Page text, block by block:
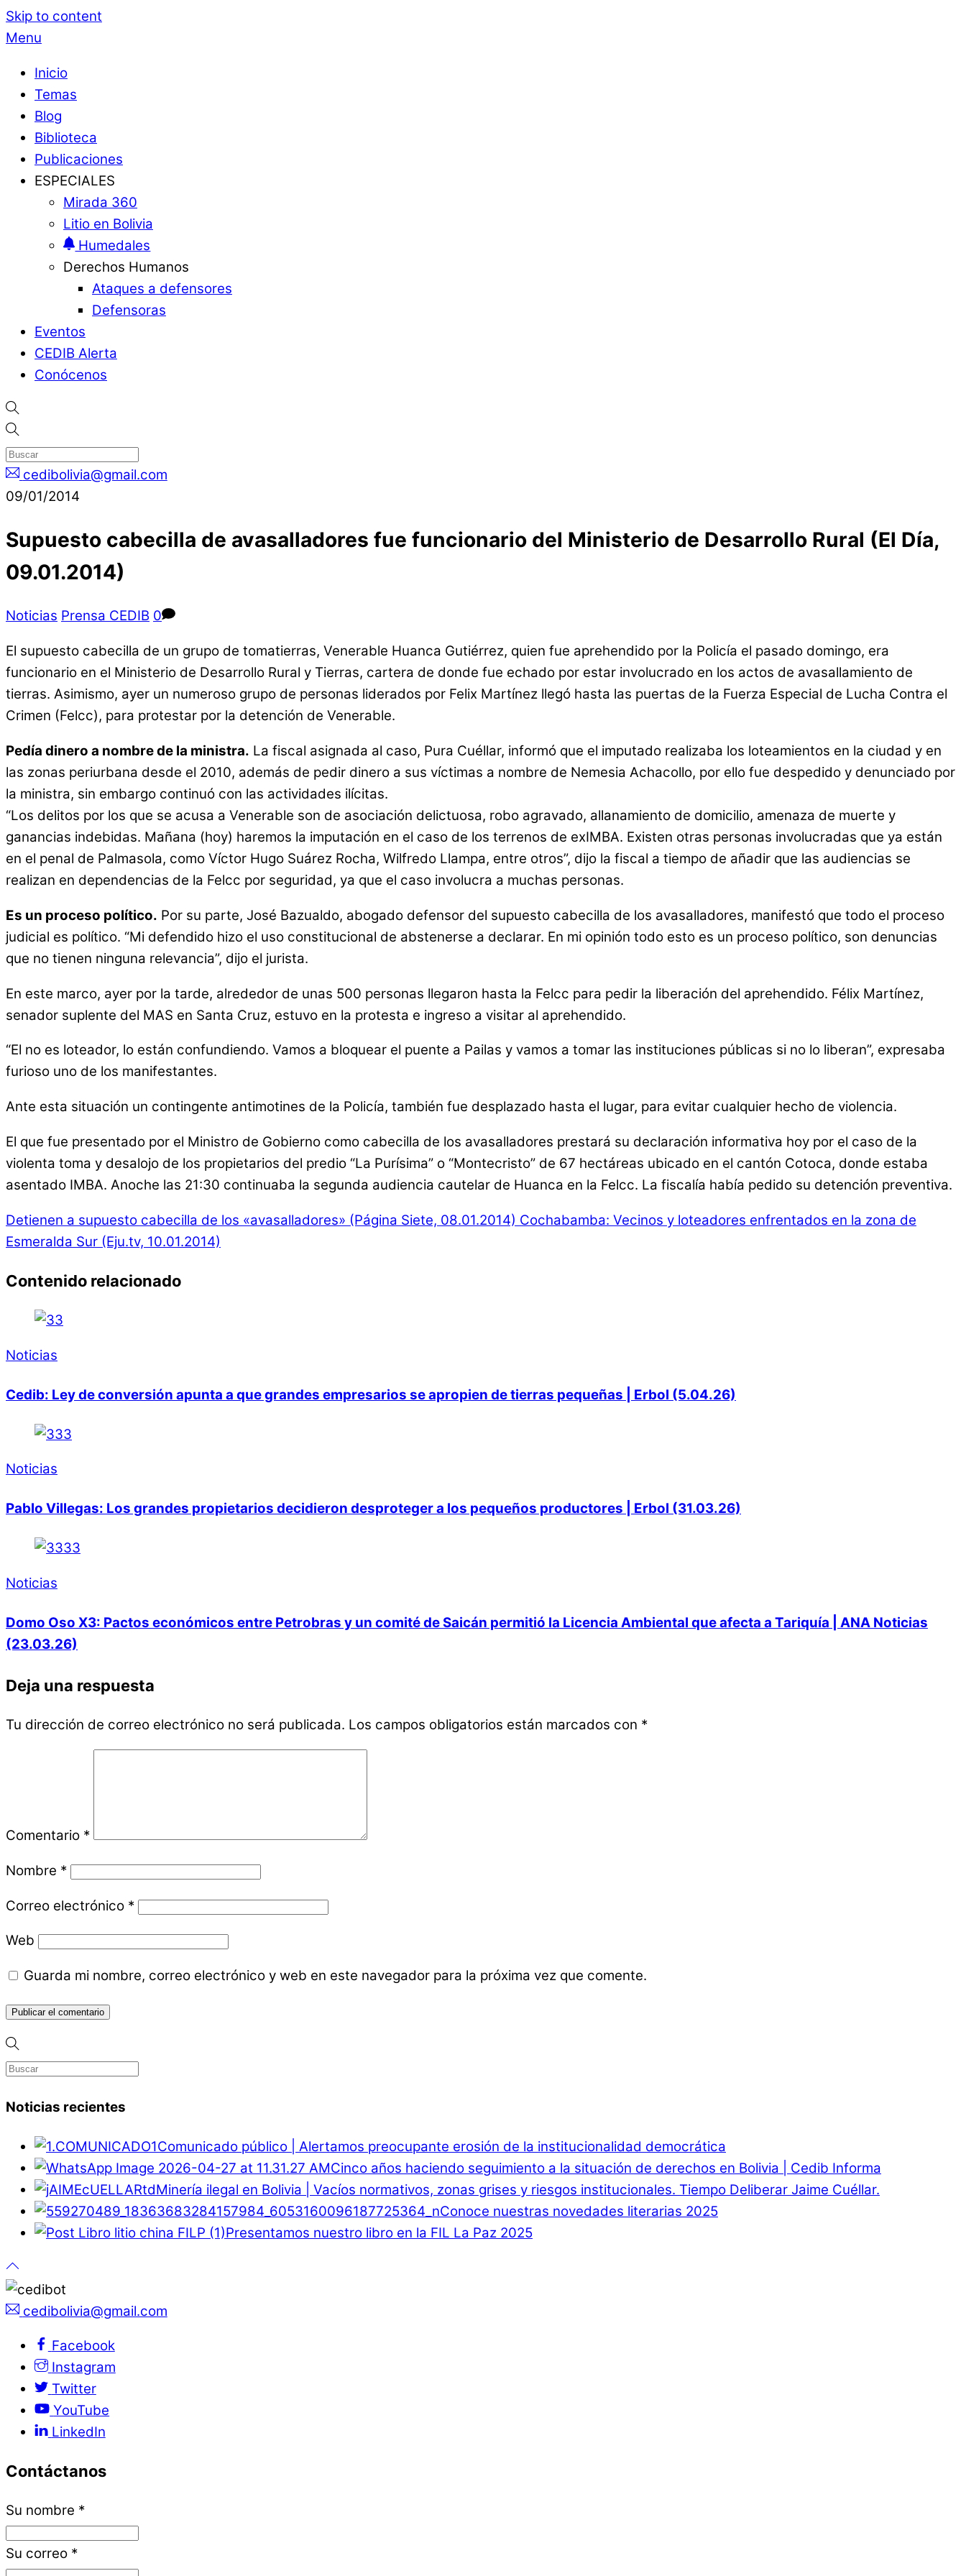
Skip to content
Menu
Inicio
Temas
Blog
Biblioteca
Publicaciones
ESPECIALES
Mirada 360
Litio en Bolivia
Humedales
Derechos Humanos
Ataques a defensores
Defensoras
Eventos
CEDIB Alerta
Conócenos
cedibolivia@gmail.com
09/01/2014
Supuesto cabecilla de avasalladores fue funcionario del Ministerio de Desarrollo Rural (El Día,
09.01.2014)
Noticias Prensa CEDIB 0
El supuesto cabecilla de un grupo de tomatierras, Venerable Huanca Gutiérrez, quien fue aprehendido por la Policía el pasado domingo, era
funcionario en el Ministerio de Desarrollo Rural y Tierras, cartera de donde fue echado por estar involucrado en los actos de avasallamiento de
tierras. Asimismo, ayer un numeroso grupo de personas liderados por Felix Martínez llegó hasta las puertas de la Fuerza Especial de Lucha Contra el
Crimen (Felcc), para protestar por la detención de Venerable.
Pedía dinero a nombre de la ministra. La fiscal asignada al caso, Pura Cuéllar, informó que el imputado realizaba los loteamientos en la ciudad y en
las zonas periurbana desde el 2010, además de pedir dinero a sus víctimas a nombre de Nemesia Achacollo, por ello fue despedido y denunciado por
la ministra, sin embargo continuó con las actividades ilícitas.
“Los delitos por los que se acusa a Venerable son de asociación delictuosa, robo agravado, allanamiento de domicilio, amenaza de muerte y
ganancias indebidas. Mañana (hoy) haremos la imputación en el caso de los terrenos de exIMBA. Existen otras personas involucradas que ya están
en el penal de Palmasola, como Víctor Hugo Suárez Rocha, Wilfredo Llampa, entre otros”, dijo la fiscal a tiempo de añadir que las audiencias se
realizan en dependencias de la Felcc por seguridad, ya que el caso involucra a muchas personas.
Es un proceso político. Por su parte, José Bazualdo, abogado defensor del supuesto cabecilla de los avasalladores, manifestó que todo el proceso
judicial es político. “Mi defendido hizo el uso constitucional de abstenerse a declarar. En mi opinión todo esto es un proceso político, son denuncias
que no tienen ninguna relevancia”, dijo el jurista.
En este marco, ayer por la tarde, alrededor de unas 500 personas llegaron hasta la Felcc para pedir la liberación del aprehendido. Félix Martínez,
senador suplente del MAS en Santa Cruz, estuvo en la protesta e ingreso a visitar al aprehendido.
“El no es loteador, lo están confundiendo. Vamos a bloquear el puente a Pailas y vamos a tomar las instituciones públicas si no lo liberan”, expresaba
furioso uno de los manifestantes.
Ante esta situación un contingente antimotines de la Policía, también fue desplazado hasta el lugar, para evitar cualquier hecho de violencia.
El que fue presentado por el Ministro de Gobierno como cabecilla de los avasalladores prestará su declaración informativa hoy por el caso de la
violenta toma y desalojo de los propietarios del predio “La Purísima” o “Montecristo” de 67 hectáreas ubicado en el cantón Cotoca, donde estaba
asentado IMBA. Anoche las 21:30 continuaba la segunda audiencia cautelar de Huanca en la Felcc. La fiscalía había pedido su detención preventiva.
Detienen a supuesto cabecilla de los «avasalladores» (Página Siete, 08.01.2014) Cochabamba: Vecinos y loteadores enfrentados en la zona de
Esmeralda Sur (Eju.tv, 10.01.2014)
Contenido relacionado
Noticias
Cedib: Ley de conversión apunta a que grandes empresarios se apropien de tierras pequeñas | Erbol (5.04.26)
Noticias
Pablo Villegas: Los grandes propietarios decidieron desproteger a los pequeños productores | Erbol (31.03.26)
Noticias
Domo Oso X3: Pactos económicos entre Petrobras y un comité de Saicán permitió la Licencia Ambiental que afecta a Tariquía | ANA Noticias
(23.03.26)
Deja una respuesta
Tu dirección de correo electrónico no será publicada. Los campos obligatorios están marcados con *
Comentario *
Nombre *
Correo electrónico *
Web
Guarda mi nombre, correo electrónico y web en este navegador para la próxima vez que comente.
Noticias recientes
Comunicado público | Alertamos preocupante erosión de la institucionalidad democrática
Cinco años haciendo seguimiento a la situación de derechos en Bolivia | Cedib Informa
Minería ilegal en Bolivia | Vacíos normativos, zonas grises y riesgos institucionales. Tiempo Deliberar Jaime Cuéllar.
Conoce nuestras novedades literarias 2025
Presentamos nuestro libro en la FIL La Paz 2025
cedibolivia@gmail.com
Facebook
Instagram
Twitter
YouTube
LinkedIn
Contáctanos
Su nombre *
Su correo *